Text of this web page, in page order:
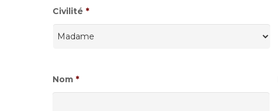
Civilité *
Nom *